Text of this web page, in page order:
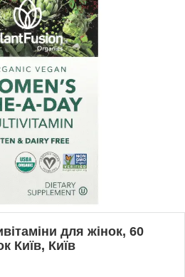
для жінок, 60
Київ, Київ